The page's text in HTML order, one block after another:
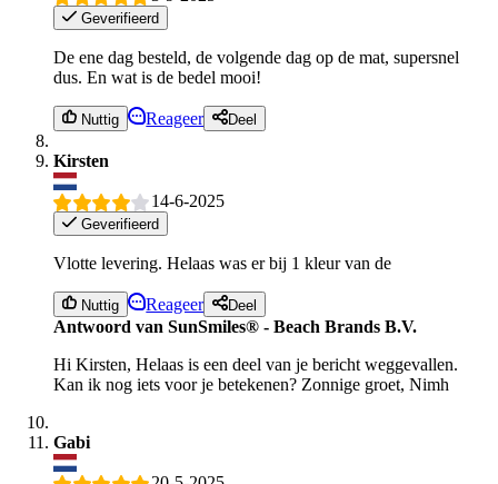
Geverifieerd
De ene dag besteld, de volgende dag op de mat, supersnel
dus. En wat is de bedel mooi!
Nuttig Reageer Deel
Kirsten
14-6-2025
Geverifieerd
Vlotte levering. Helaas was er bij 1 kleur van de
Nuttig Reageer Deel
Antwoord van SunSmiles® - Beach Brands B.V.
Hi Kirsten, Helaas is een deel van je bericht weggevallen.
Kan ik nog iets voor je betekenen? Zonnige groet, Nimh
Gabi